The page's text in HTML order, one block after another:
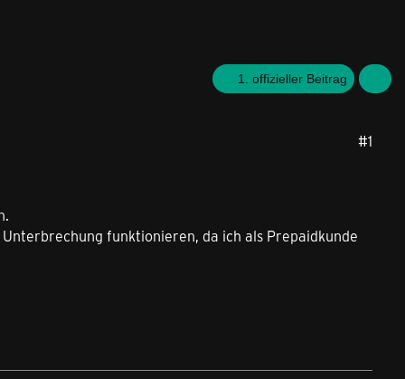
1. offizieller Beitrag
#1
funktionieren, da ich als Prepaidkunde